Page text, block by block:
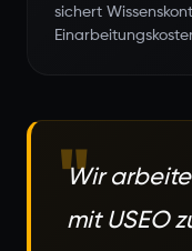
sichert
"
Wir
mit USEO